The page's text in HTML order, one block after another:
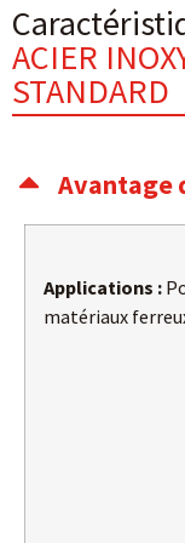
ACIER
STANDARD
Avantage
Applications :
matériaux